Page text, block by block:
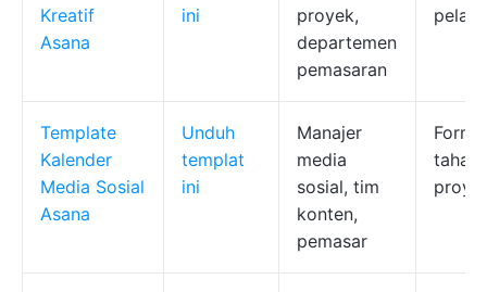
Kreatif
Asana
ini
proyek,
departemen
pemasaran
Template
Kalender
Media Sosial
Asana
Unduh
templat
ini
Manajer
media
sosial, tim
konten,
pemasar
tahap